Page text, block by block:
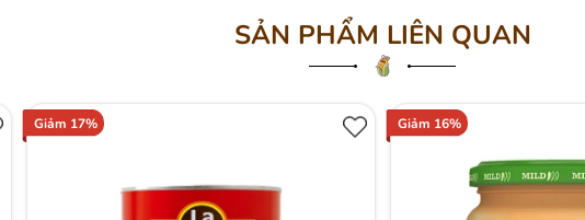
SẢN PHẨM LIÊN QUAN
Giảm 17% Giảm 16%